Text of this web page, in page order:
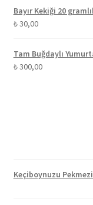
₺
Bayır Kekiği 20
₺30,00
Tam Buğdaylı
₺300,00
Keçiboynuzu